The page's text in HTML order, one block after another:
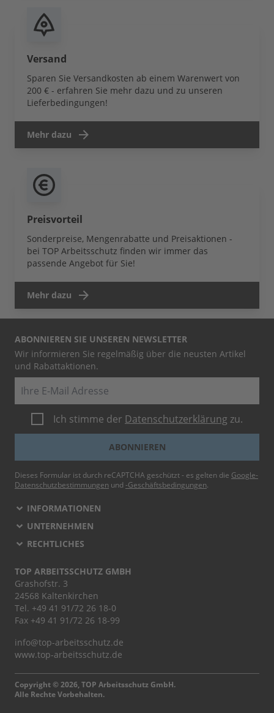
Versand
Sparen Sie Versandkosten ab einem Warenwert von
200 € - erfahren Sie mehr dazu und zu unseren
Lieferbedingungen!
Mehr dazu
Preisvorteil
Sonderpreise, Mengenrabatte und Preisaktionen -
bei TOP Arbeitsschutz finden wir immer das
passende Angebot für Sie!
Mehr dazu
ABONNIEREN SIE UNSEREN NEWSLETTER
Wir informieren Sie regelmäßig über die neusten Artikel
und Rabattaktionen.
Ich stimme der Datenschutzerklärung zu.
ABONNIEREN
Dieses Formular ist durch reCAPTCHA geschützt - es gelten die Google-
Datenschutzbestimmungen und -Geschäftsbedingungen.
INFORMATIONEN
UNTERNEHMEN
RECHTLICHES
TOP ARBEITSSCHUTZ GMBH
Grashofstr. 3
24568 Kaltenkirchen
Tel. +49 41 91/72 26 18-0
Fax +49 41 91/72 26 18-99
info@top-arbeitsschutz.de
www.top-arbeitsschutz.de
Copyright © 2026, TOP Arbeitsschutz GmbH.
Alle Rechte Vorbehalten.